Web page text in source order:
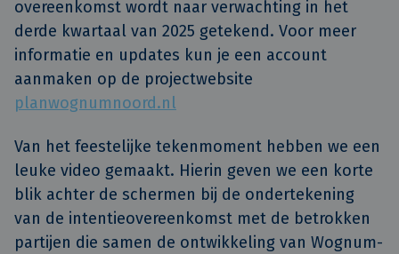
overeenkomst wordt naar verwachting in het
derde kwartaal van 2025 getekend. Voor meer
informatie en updates kun je een account
aanmaken op de projectwebsite
planwognumnoord.nl
Van het feestelijke tekenmoment hebben we een
leuke video gemaakt. Hierin geven we een korte
blik achter de schermen bij de ondertekening
van de intentieovereenkomst met de betrokken
partijen die samen de ontwikkeling van Wognum-